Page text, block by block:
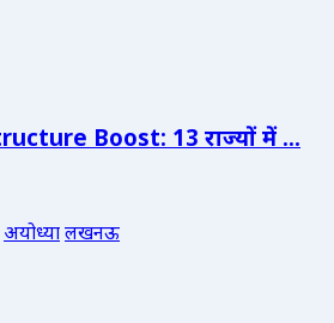
Boost: 13 राज्यों में ...
अयोध्यालखनऊ